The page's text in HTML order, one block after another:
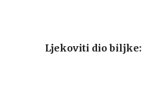
Ljekoviti dio biljke: